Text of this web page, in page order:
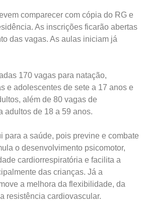
comparecer com cópia do RG e
As inscrições ficarão abertas
das vagas. As aulas iniciam já
170 vagas para natação,
e adolescentes de sete a 17 anos e
além de 80 vagas de
adultos de 18 a 59 anos.
para a saúde, pois previne e combate
o desenvolvimento psicomotor,
cardiorrespiratória e facilita a
das crianças. Já a
a melhora da flexibilidade, da
resistência cardiovascular.